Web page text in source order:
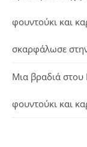
φουντούκι και
σκαρφάλωσε
Μια βραδιά στου
φουντούκι και